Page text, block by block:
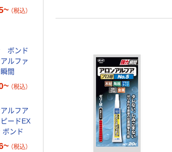
（税込）
ボンド
ルファ
間
（税込）
ルフア
ードEX
ボンド
（税込）
ク 2g